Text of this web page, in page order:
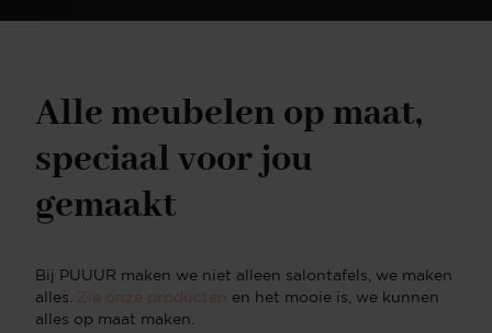
Alle meubelen op maat,
speciaal voor jou
gemaakt
Bij PUUUR maken we niet alleen salontafels, we maken
alles. Zie onze producten en het mooie is, we kunnen
alles op maat maken.